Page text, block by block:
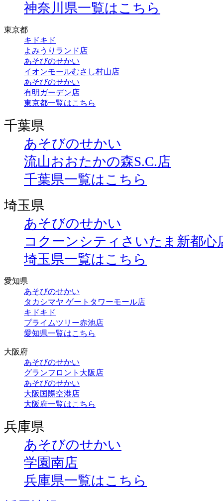
神奈川県一覧はこちら
東京都
キドキド
よみうりランド店
あそびのせかい
イオンモールむさし村山店
あそびのせかい
有明ガーデン店
東京都一覧はこちら
千葉県
あそびのせかい
流山おおたかの森S.C.店
千葉県一覧はこちら
埼玉県
あそびのせかい
コクーンシティさいたま新都心
埼玉県一覧はこちら
愛知県
あそびのせかい
タカシマヤ ゲートタワーモール店
キドキド
プライムツリー赤池店
愛知県一覧はこちら
大阪府
あそびのせかい
グランフロント大阪店
あそびのせかい
大阪国際空港店
大阪府一覧はこちら
兵庫県
あそびのせかい
学園南店
兵庫県一覧はこちら